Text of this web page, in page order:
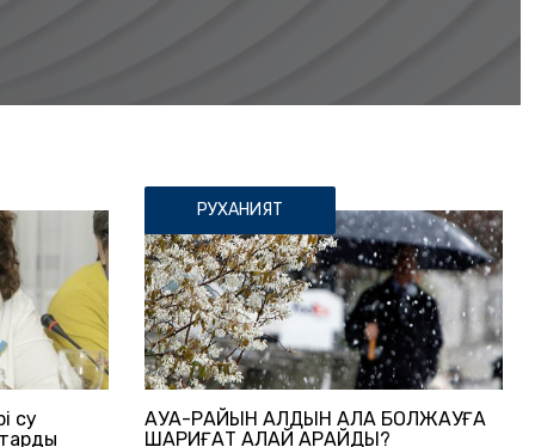
су
РУХАНИЯТ
АУА-РАЙЫН АЛДЫН АЛА БОЛЖАУҒА
ШАРИҒАТ ҚАЛАЙ ҚАРАЙДЫ?